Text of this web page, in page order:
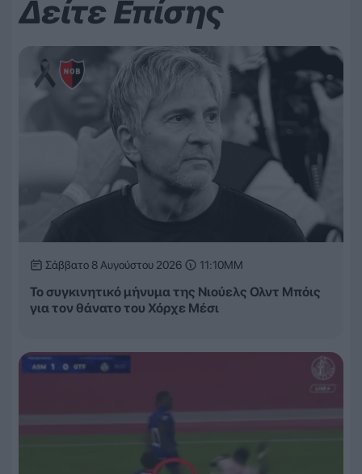
Δείτε Επίσης
Σάββατο 8 Αυγούστου 2026 11:10ΜΜ
Το συγκινητικό μήνυμα της Νιούελς Ολντ Μπόις
για τον θάνατο του Χόρχε Μέσι